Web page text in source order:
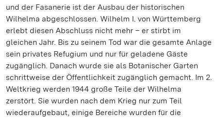
und der Fasanerie ist der Ausbau der historischen
Wilhelma abgeschlossen. Wilhelm I. von Württemberg
erlebt diesen Abschluss nicht mehr – er stirbt im
gleichen Jahr. Bis zu seinem Tod war die gesamte Anlage
sein privates Refugium und nur für geladene Gäste
zugänglich. Danach wurde sie als Botanischer Garten
schrittweise der Öffentlichkeit zugänglich gemacht. Im 2.
Weltkrieg werden 1944 große Teile der Wilhelma
zerstört. Sie wurden nach dem Krieg nur zum Teil
wiederaufgebaut, einige Bereiche wurden für die